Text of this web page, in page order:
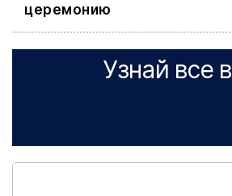
церемонию
Узнай все в